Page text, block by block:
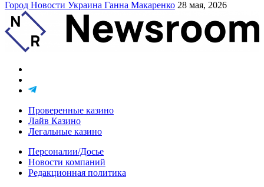
Город Новости Украина Ганна Макаренко 28 мая, 2026
Проверенные казино
Лайв Казино
Легальные казино
Персоналии/Досье
Новости компаний
Редакционная политика